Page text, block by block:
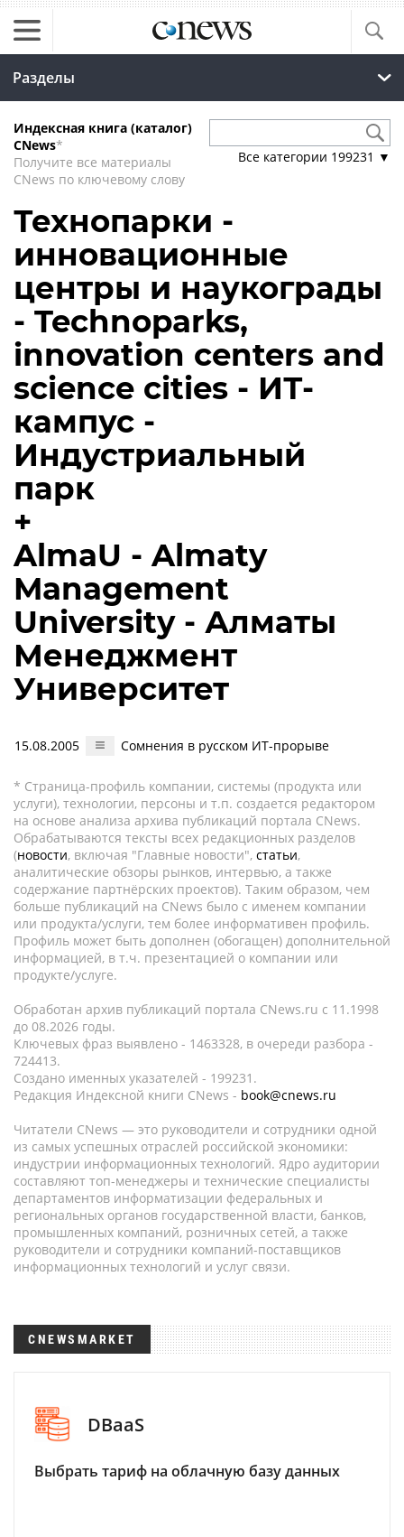
Разделы
Индексная книга (каталог)
CNews*
Получите все материалы
CNews по ключевому слову
Все категории 199231 ▼
Технопарки -
инновационные
центры и наукограды
- Technoparks,
innovation centers and
science cities - ИТ-
кампус -
Индустриальный
парк
+
AlmaU - Almaty
Management
University - Алматы
Менеджмент
Университет
15.08.2005 Сомнения в русском ИТ-прорыве
* Страница-профиль компании, системы (продукта или
услуги), технологии, персоны и т.п. создается редактором
на основе анализа архива публикаций портала CNews.
Обрабатываются тексты всех редакционных разделов
(новости, включая "Главные новости", статьи,
аналитические обзоры рынков, интервью, а также
содержание партнёрских проектов). Таким образом, чем
больше публикаций на CNews было с именем компании
или продукта/услуги, тем более информативен профиль.
Профиль может быть дополнен (обогащен) дополнительной
информацией, в т.ч. презентацией о компании или
продукте/услуге.
Обработан архив публикаций портала CNews.ru c 11.1998
до 08.2026 годы.
Ключевых фраз выявлено - 1463328, в очереди разбора -
724413.
Создано именных указателей - 199231.
Редакция Индексной книги CNews - book@cnews.ru
Читатели CNews — это руководители и сотрудники одной
из самых успешных отраслей российской экономики:
индустрии информационных технологий. Ядро аудитории
составляют топ-менеджеры и технические специалисты
департаментов информатизации федеральных и
региональных органов государственной власти, банков,
промышленных компаний, розничных сетей, а также
руководители и сотрудники компаний-поставщиков
информационных технологий и услуг связи.
CNEWSMARKET
DBaaS
Выбрать тариф на облачную базу данных